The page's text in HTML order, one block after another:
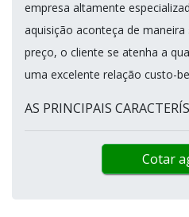
empresa altamente
aquisição aconteça de
preço, o cliente se atenha a
uma excelente relação custo-
AS PRINCIPAIS
Cotar